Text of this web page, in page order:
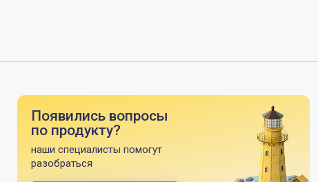
Появились вопросы
по продукту?
наши специалисты помогут
разобраться